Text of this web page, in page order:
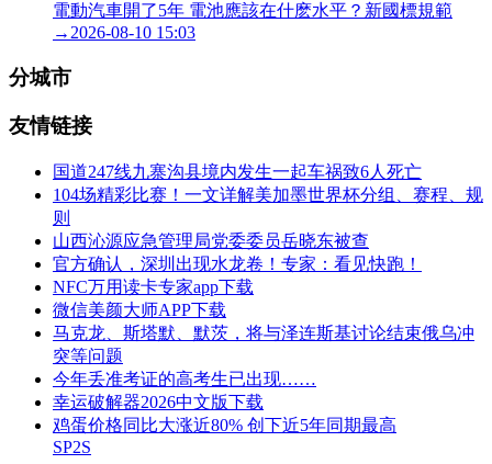
電動汽車開了5年 電池應該在什麽水平？新國標規範
→ 2026-08-10 15:03
分城市
友情链接
国道247线九寨沟县境内发生一起车祸致6人死亡
104场精彩比赛！一文详解美加墨世界杯分组、赛程、规
则
山西沁源应急管理局党委委员岳晓东被查
官方确认，深圳出现水龙卷！专家：看见快跑！
NFC万用读卡专家app下载
微信美颜大师APP下载
马克龙、斯塔默、默茨，将与泽连斯基讨论结束俄乌冲
突等问题
今年丢准考证的高考生已出现……
幸运破解器2026中文版下载
鸡蛋价格同比大涨近80% 创下近5年同期最高
SP2S